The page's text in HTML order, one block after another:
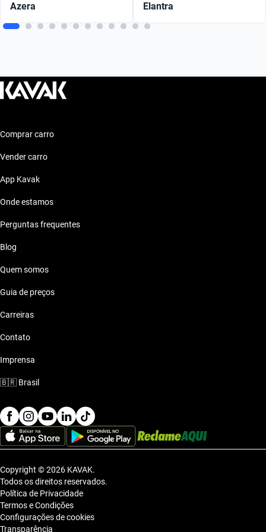
Azera Elantra
Comprar carro
Vender carro
App Kavak
Onde estamos
Perguntas frequentes
Blog
Quem somos
Guia de preços
Carreiras
Contato
Imprensa
🇧🇷 Brasil
Copyright © 2026 KAVAK.
Todos os direitos reservados.
Política de Privacidade
Termos e Condições
Configurações de cookies
Transparência